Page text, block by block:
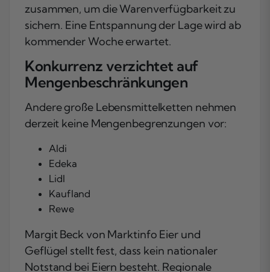
zusammen, um die Warenverfügbarkeit zu
sichern. Eine Entspannung der Lage wird ab
kommender Woche erwartet.
Konkurrenz verzichtet auf
Mengenbeschränkungen
Andere große Lebensmittelketten nehmen
derzeit keine Mengenbegrenzungen vor:
Aldi
Edeka
Lidl
Kaufland
Rewe
Margit Beck von Marktinfo Eier und
Geflügel stellt fest, dass kein nationaler
Notstand bei Eiern besteht. Regionale